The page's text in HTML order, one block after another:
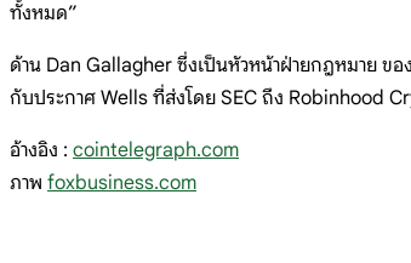
ทั้งหมด”
ด้าน Dan Gallagher ซึ่งเป็นหัวหน้าฝ่ายกฎหมาย ข
กับประกาศ Wells ที่ส่งโดย SEC ถึง Robinhood
อ้างอิง : cointelegraph.com
ภาพ foxbusiness.com